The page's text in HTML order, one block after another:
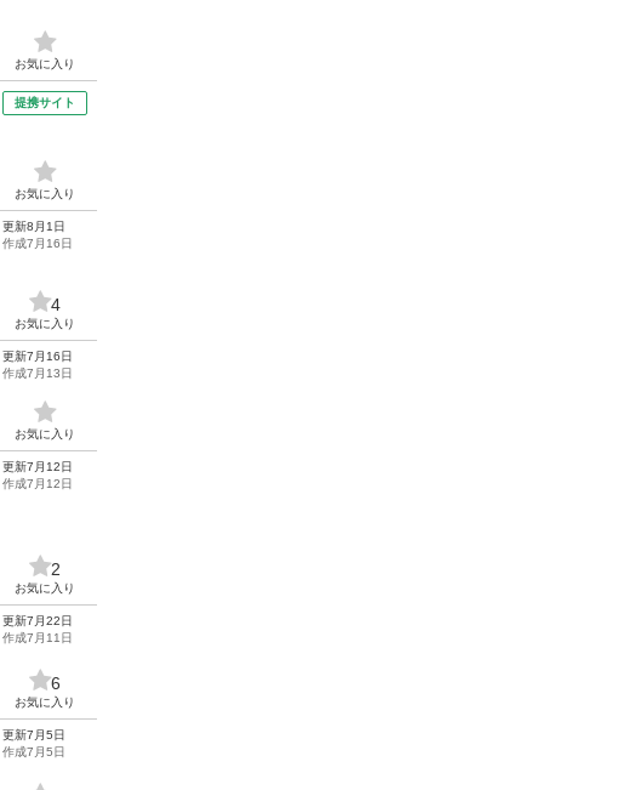
お気に入り
提携サイト
お気に入り
更新8月1日
作成7月16日
4
お気に入り
更新7月16日
作成7月13日
お気に入り
更新7月12日
作成7月12日
2
お気に入り
更新7月22日
作成7月11日
6
お気に入り
更新7月5日
作成7月5日